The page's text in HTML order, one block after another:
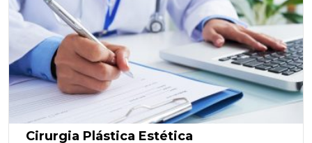
Cirurgia Plástica Estética